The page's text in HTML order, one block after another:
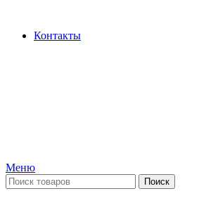
Контакты
Меню
Поиск